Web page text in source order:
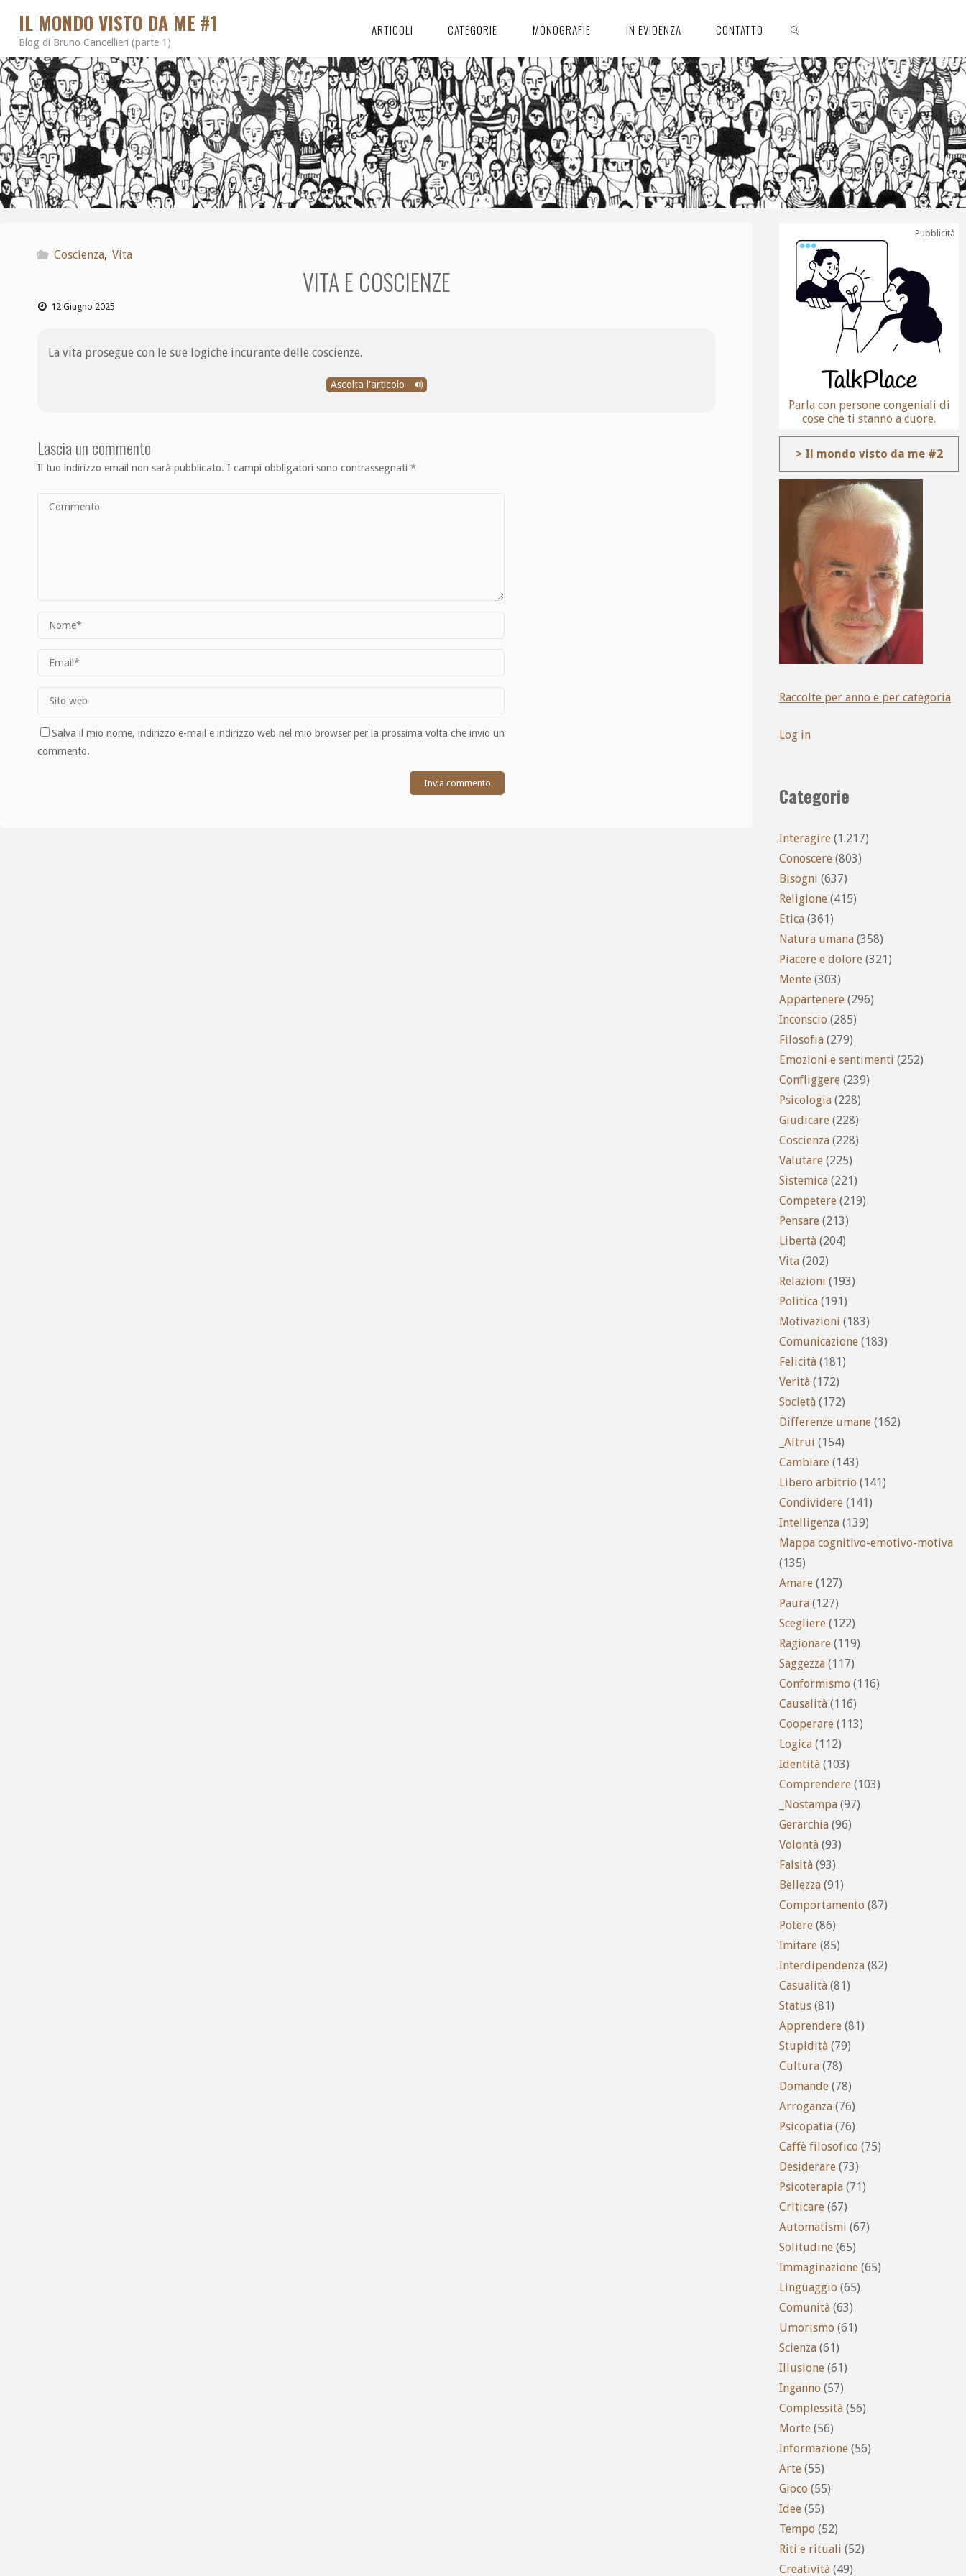
IL MONDO VISTO DA ME #1
Blog di Bruno Cancellieri (parte 1)
ARTICOLI CATEGORIE MONOGRAFIE IN EVIDENZA CONTATTO
CERCA
Coscienza, Vita
VITA E COSCIENZE
12 Giugno 2025
La vita prosegue con le sue logiche incurante delle coscienze.
Ascolta l'articolo
Lascia un commento
Il tuo indirizzo email non sarà pubblicato. I campi obbligatori sono contrassegnati*
Salva il mio nome, indirizzo e-mail e indirizzo web nel mio browser per la prossima volta che invio un
commento.
Pubblicità
Parla con persone congeniali di
cose che ti stanno a cuore.
> Il mondo visto da me #2
Raccolte per anno e per categoria
Log in
Categorie
Interagire (1.217)
Conoscere (803)
Bisogni (637)
Religione (415)
Etica (361)
Natura umana (358)
Piacere e dolore (321)
Mente (303)
Appartenere (296)
Inconscio (285)
Filosofia (279)
Emozioni e sentimenti (252)
Confliggere (239)
Psicologia (228)
Giudicare (228)
Coscienza (228)
Valutare (225)
Sistemica (221)
Competere (219)
Pensare (213)
Libertà (204)
Vita (202)
Relazioni (193)
Politica (191)
Motivazioni (183)
Comunicazione (183)
Felicità (181)
Verità (172)
Società (172)
Differenze umane (162)
_Altrui (154)
Cambiare (143)
Libero arbitrio (141)
Condividere (141)
Intelligenza (139)
Mappa cognitivo-emotivo-motiva
(135)
Amare (127)
Paura (127)
Scegliere (122)
Ragionare (119)
Saggezza (117)
Conformismo (116)
Causalità (116)
Cooperare (113)
Logica (112)
Identità (103)
Comprendere (103)
_Nostampa (97)
Gerarchia (96)
Volontà (93)
Falsità (93)
Bellezza (91)
Comportamento (87)
Potere (86)
Imitare (85)
Interdipendenza (82)
Casualità (81)
Status (81)
Apprendere (81)
Stupidità (79)
Cultura (78)
Domande (78)
Arroganza (76)
Psicopatia (76)
Caffè filosofico (75)
Desiderare (73)
Psicoterapia (71)
Criticare (67)
Automatismi (67)
Solitudine (65)
Immaginazione (65)
Linguaggio (65)
Comunità (63)
Umorismo (61)
Scienza (61)
Illusione (61)
Inganno (57)
Complessità (56)
Morte (56)
Informazione (56)
Arte (55)
Gioco (55)
Idee (55)
Tempo (52)
Riti e rituali (52)
Creatività (49)